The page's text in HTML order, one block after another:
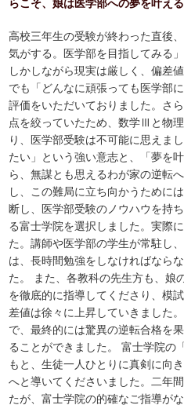
らこそ、娘は医学部への夢を叶え
高校三年生の受験が終わった直後
気がする。医学部を目指してみる
しかしながら現実は厳しく、偏差
でも「どんなに頑張っても医学部
評価をいただいておりました。さ
点を絞っていたため、数学Ⅲと物
り、医学部受験は不可能に思えま
たい」という強い意志と、「夢を
ら、無謀とも思えるわが家の逆転
し、この難局に立ち向かうために
断し、医学部受験のノウハウを持
る富士学院を選択しました。実際
た。講師や医学部の学生が常駐し
は、長時間勉強をしなければなら
た。 また、各教科の先生方も、娘
を徹底的に指導してくださり、模
差値は徐々に上昇していきました
で、最終的には驚異の逆転合格を
ることができました。 富士学院の
もと、生徒一人ひとりに真剣に向
へと導いてくださいました。二年
たが、富士学院の的確なご指導が